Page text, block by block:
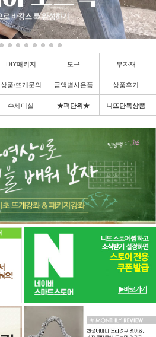
DIY패키지 도구 부자재
상품/뜨개문의 금액별사은품 상품후기
수세미실 ★팩단위★ 니뜨단독상품